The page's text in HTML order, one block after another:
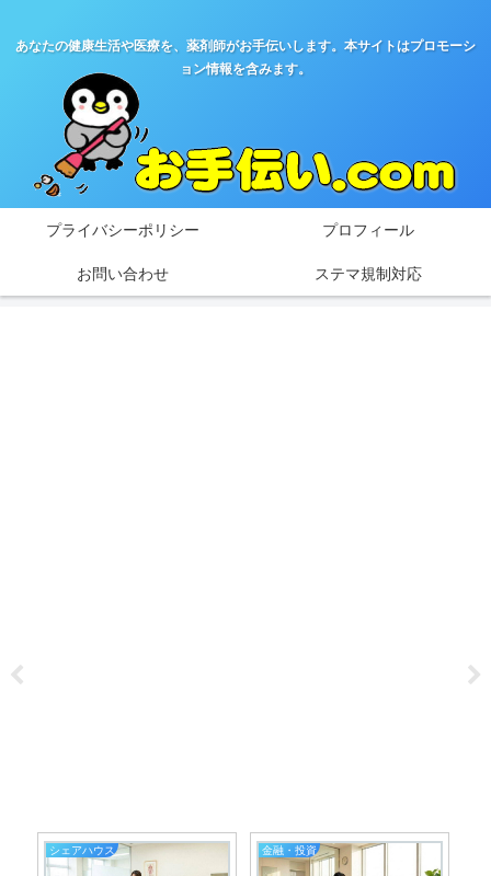
あなたの健康生活や医療を、薬剤師がお手伝いします。本サイトはプロモーシ
ョン情報を含みます。
プライバシーポリシー プロフィール
お問い合わせ ステマ規制対応
シェアハウス 金融・投資